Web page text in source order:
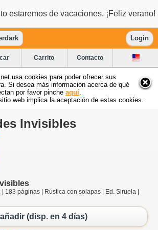
estaremos de vacaciones. ¡Feliz verano!
Login
Carrito Contacto
usa cookies para poder ofrecer sus
Si desea más información acerca de qué
por favor pinche aquí
web implica la aceptación de estas cookies.
Invisibles
183 páginas | Rústica con solapas | Ed. Siruela |
añadir (disp. en 4 días)